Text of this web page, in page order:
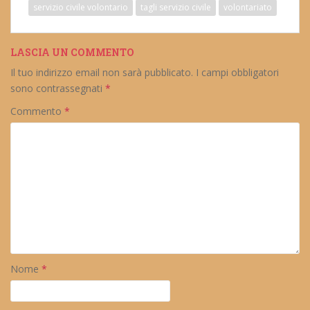
servizio civile volontario tagli servizio civile volontariato
LASCIA UN COMMENTO
Il tuo indirizzo email non sarà pubblicato. I campi obbligatori
sono contrassegnati *
Commento *
Nome *